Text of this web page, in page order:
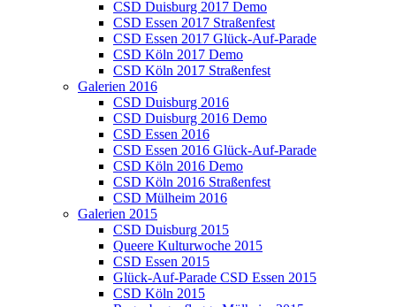
CSD Duisburg 2017 Demo
CSD Essen 2017 Straßenfest
CSD Essen 2017 Glück-Auf-Parade
CSD Köln 2017 Demo
CSD Köln 2017 Straßenfest
Galerien 2016
CSD Duisburg 2016
CSD Duisburg 2016 Demo
CSD Essen 2016
CSD Essen 2016 Glück-Auf-Parade
CSD Köln 2016 Demo
CSD Köln 2016 Straßenfest
CSD Mülheim 2016
Galerien 2015
CSD Duisburg 2015
Queere Kulturwoche 2015
CSD Essen 2015
Glück-Auf-Parade CSD Essen 2015
CSD Köln 2015